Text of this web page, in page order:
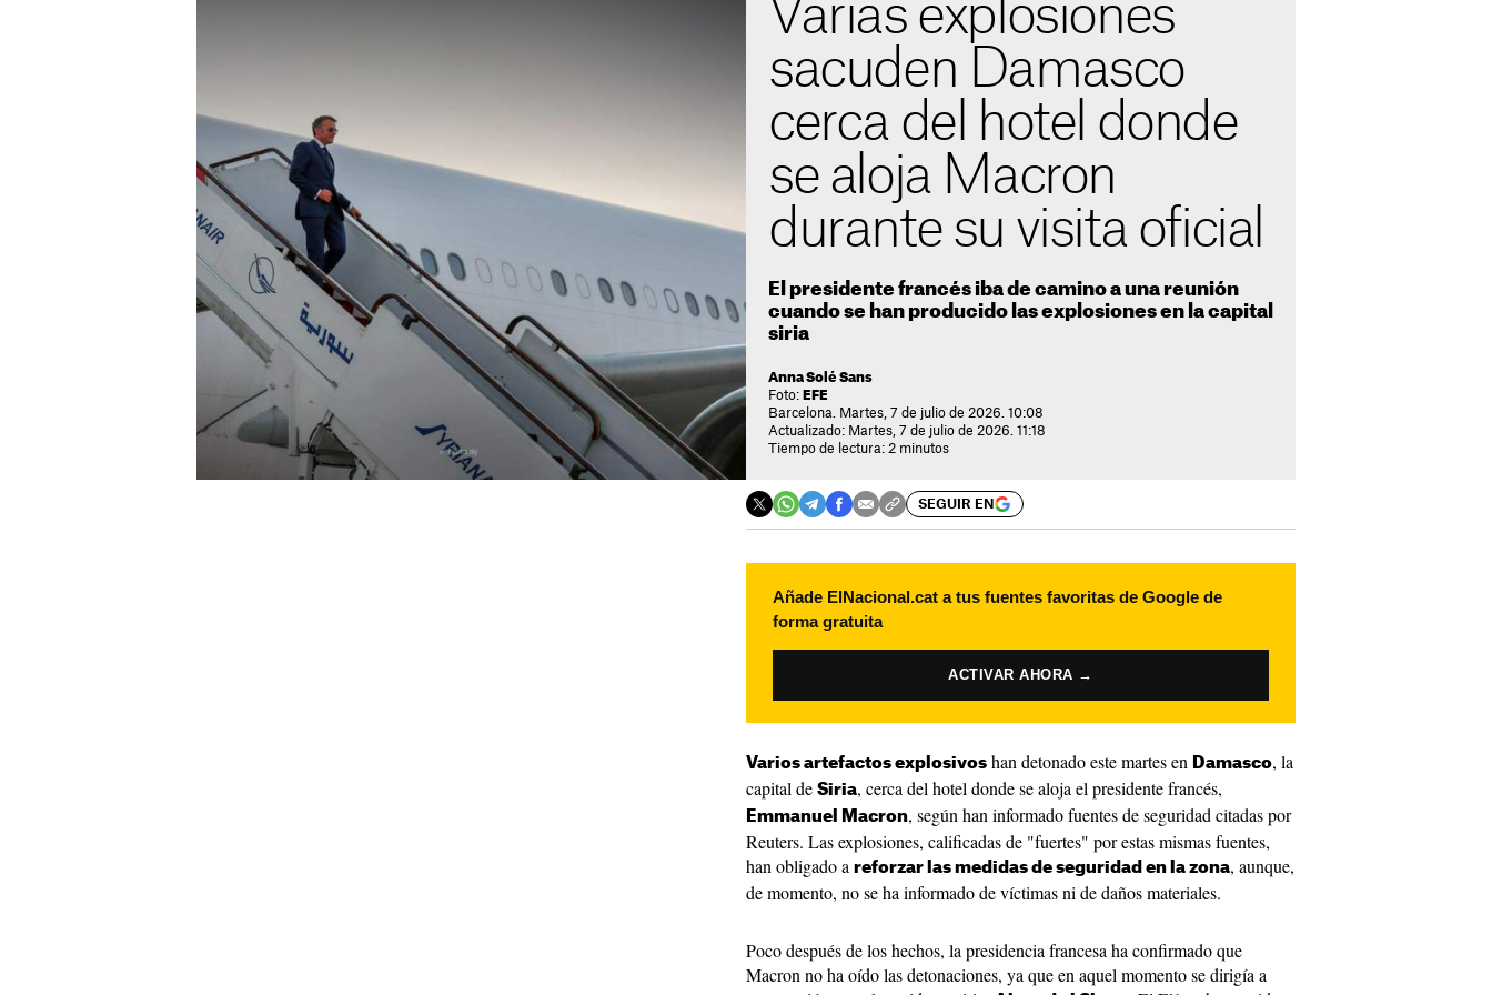
Varias explosiones
sacuden Damasco
cerca del hotel donde
se aloja Macron
durante su visita oficial
El presidente francés iba de camino a una reunión
cuando se han producido las explosiones en la capital
siria
Anna Solé Sans
Foto: EFE
Barcelona. Martes, 7 de julio de 2026. 10:08
Actualizado: Martes, 7 de julio de 2026. 11:18
Tiempo de lectura: 2 minutos
SEGUIR EN
Añade ElNacional.cat a tus fuentes favoritas de Google de
forma gratuita
ACTIVAR AHORA →
Varios artefactos explosivos han detonado este martes en Damasco, la
capital de Siria, cerca del hotel donde se aloja el presidente francés,
Emmanuel Macron, según han informado fuentes de seguridad citadas por
Reuters. Las explosiones, calificadas de "fuertes" por estas mismas fuentes,
han obligado a reforzar las medidas de seguridad en la zona, aunque,
de momento, no se ha informado de víctimas ni de daños materiales.
Poco después de los hechos, la presidencia francesa ha confirmado que
Macron no ha oído las detonaciones, ya que en aquel momento se dirigía a